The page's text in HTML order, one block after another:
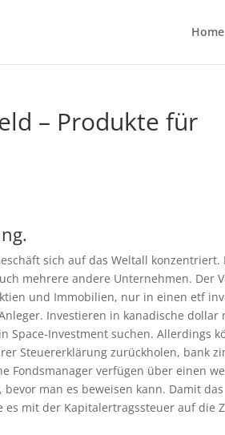
Home
– Produkte für
sich auf das Weltall konzentriert.
mehrere andere Unternehmen. Der
und Immobilien, nur in einen etf
Investieren in kanadische dollar
Space-Investment suchen. Allerdings
Steuererklärung zurückholen, bank
Fondsmanager verfügen über einen
man es beweisen kann. Damit das
mit der Kapitalertragssteuer auf die